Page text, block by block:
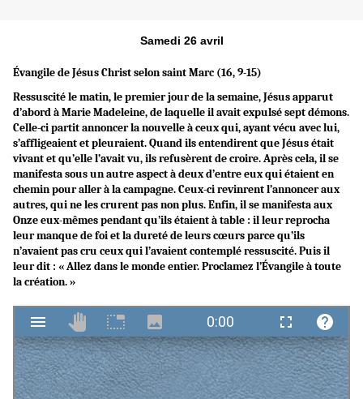
Samedi 26 avril
Évangile de Jésus Christ selon saint Marc (16, 9-15)
Ressuscité le matin, le premier jour de la semaine, Jésus apparut
d’abord à Marie Madeleine, de laquelle il avait expulsé sept démons.
Celle-ci partit annoncer la nouvelle à ceux qui, ayant vécu avec lui,
s’affligeaient et pleuraient. Quand ils entendirent que Jésus était
vivant et qu’elle l’avait vu, ils refusèrent de croire. Après cela, il se
manifesta sous un autre aspect à deux d’entre eux qui étaient en
chemin pour aller à la campagne. Ceux-ci revinrent l’annoncer aux
autres, qui ne les crurent pas non plus. Enfin, il se manifesta aux
Onze eux-mêmes pendant qu’ils étaient à table : il leur reprocha
leur manque de foi et la dureté de leurs cœurs parce qu’ils
n’avaient pas cru ceux qui l’avaient contemplé ressuscité. Puis il
leur dit : « Allez dans le monde entier. Proclamez l’Évangile à toute
la création. »